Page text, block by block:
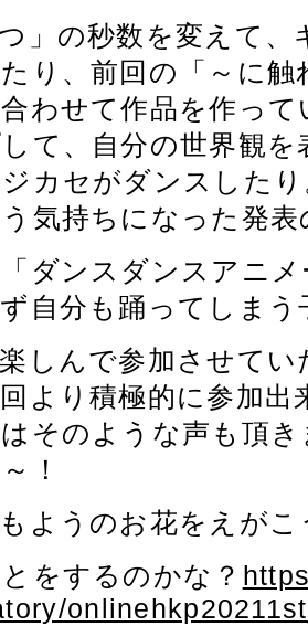
つ」の秒数を変えて
り、前回の「～に
わせて作品を作っ
て、自分の世界観
カセがダンスした
気持ちになった発表
ダンスダンスアニ
自分も踊ってしま
楽しんで参加させて
より積極的に参加
そのような声も頂
！
ようのお花をえがこ
をするのかな？